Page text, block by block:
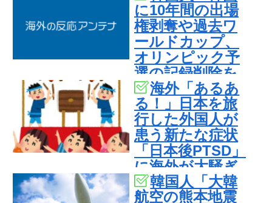
（ﾌﾞﾙﾌﾞﾙ」＝韓
国の反応
に10年間の出場
権剥奪や過去ワ
ールドカップ、
オリンピック予
選の記録削除を
要求するFIFA公
式制裁を海外メ
ディアが報
道！」
海外「あるあ
る！」日本を旅
行した外国人が
患う新たな症状
「日本後PTSD」
に海外が大騒ぎ
韓国人「大韓
航空の熊本地震